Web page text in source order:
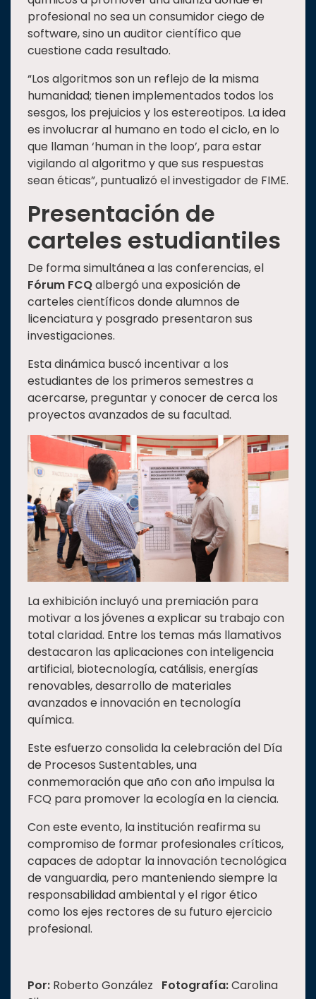
profesional no sea un consumidor ciego de
software, sino un auditor científico que
cuestione cada resultado.
“Los algoritmos son un reflejo de la misma
humanidad; tienen implementados todos los
sesgos, los prejuicios y los estereotipos. La idea
es involucrar al humano en todo el ciclo, en lo
que llaman ‘human in the loop’, para estar
vigilando al algoritmo y que sus respuestas
sean éticas”, puntualizó el investigador de FIME.
Presentación de
carteles estudiantiles
De forma simultánea a las conferencias, el
Fórum FCQalbergó una exposición de
carteles científicos donde alumnos de
licenciatura y posgrado presentaron sus
investigaciones.
Esta dinámica buscó incentivar a los
estudiantes de los primeros semestres a
acercarse, preguntar y conocer de cerca los
proyectos avanzados de su facultad.
La exhibición incluyó una premiación para
motivar a los jóvenes a explicar su trabajo con
total claridad. Entre los temas más llamativos
destacaron las aplicaciones con inteligencia
artificial, biotecnología, catálisis, energías
renovables, desarrollo de materiales
avanzados e innovación en tecnología
química.
Este esfuerzo consolida la celebración del Día
de Procesos Sustentables, una
conmemoración que año con año impulsa la
FCQ para promover la ecología en la ciencia.
Con este evento, la institución reafirma su
compromiso de formar profesionales críticos,
capaces de adoptar la innovación tecnológica
de vanguardia, pero manteniendo siempre la
responsabilidad ambiental y el rigor ético
como los ejes rectores de su futuro ejercicio
profesional.
Por: Roberto González Fotografía:Carolina